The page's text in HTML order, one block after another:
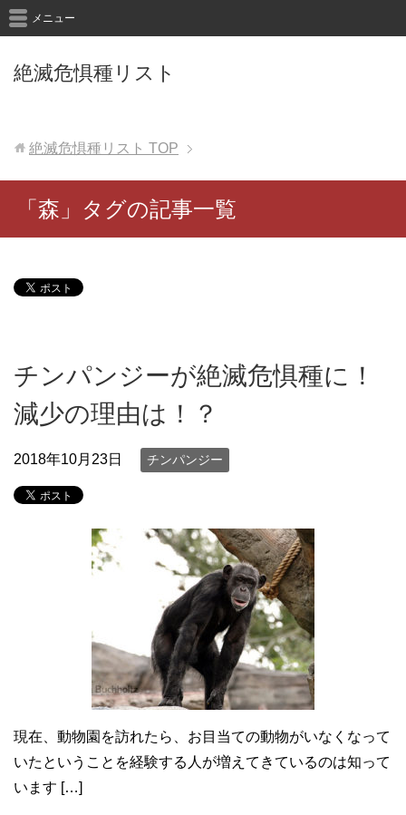
絶滅危惧種リスト
メニュー
絶滅危惧種リスト TOP
「森」タグの記事一覧
チンパンジーが絶滅危惧種に！
減少の理由は！？
2018年10月23日 チンパンジー
現在、動物園を訪れたら、お目当ての動物がいなくなって
いたということを経験する人が増えてきているのは知って
います […]